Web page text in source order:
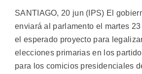
SANTIAGO, 20 jun (IPS) El
enviará al parlamento el martes
el esperado proyecto para
elecciones primarias en los
para los comicios presidenciales